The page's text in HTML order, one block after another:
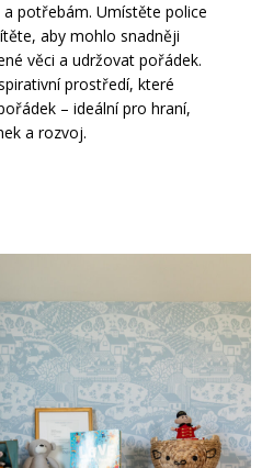
potřebám. Umístěte police
aby mohlo snadněji
věci a udržovat pořádek.
prostředí, které
– ideální pro hraní,
a rozvoj.